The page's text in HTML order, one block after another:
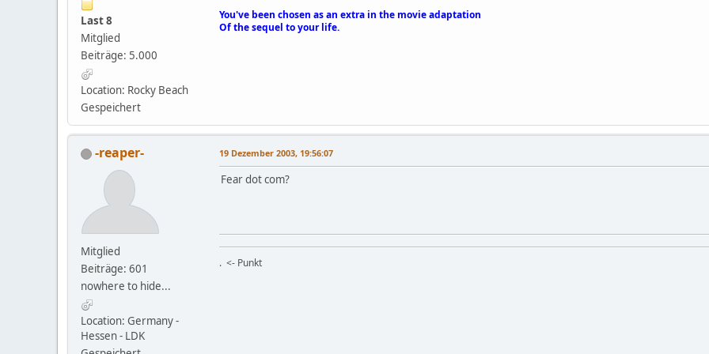
Last 8
Mitglied
Beiträge: 5.000
Location: Rocky Beach
Gespeichert
You've been chosen as an extra in the movie adaptation
Of the sequel to your life.
-reaper-
Mitglied
Beiträge: 601
nowhere to hide...
Location: Germany -
Hessen - LDK
19 Dezember 2003, 19:56:07
Fear dot com?
. <- Punkt